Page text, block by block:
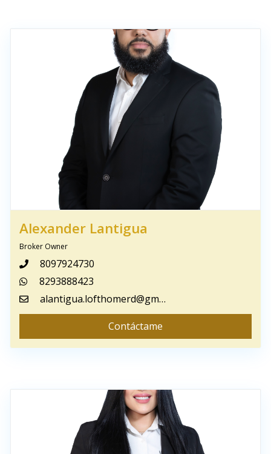
Alexander Lantigua
Broker Owner
8097924730
8293888423
alantigua.lofthomerd@gmail.com
Contáctame